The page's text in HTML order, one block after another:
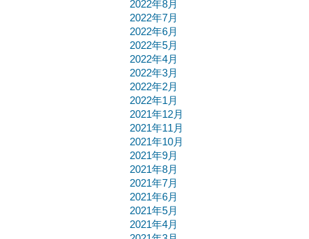
2022年8月
2022年7月
2022年6月
2022年5月
2022年4月
2022年3月
2022年2月
2022年1月
2021年12月
2021年11月
2021年10月
2021年9月
2021年8月
2021年7月
2021年6月
2021年5月
2021年4月